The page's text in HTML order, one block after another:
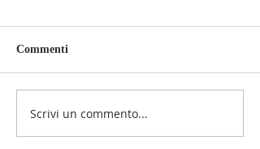
Commenti
Scrivi un commento...